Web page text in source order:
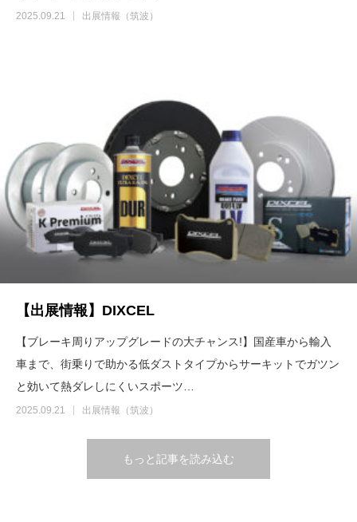
2025.09.21 出展情報（筑波）
【出展情報】DIXCEL
【ブレーキ周りアップグレードの大チャンス!】国産車から輸入
車まで、街乗りで助かる低ダストタイプからサーキットでガツン
と効いて熱ダレしにくいスポーツ…
2025.09.21 出展情報（筑波）
もっと記事を読み込む